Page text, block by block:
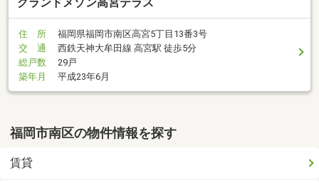
グランドメゾン高宮テラス
住 所
福岡県福岡市南区高宮5丁目13番3号
交 通
西鉄天神大牟田線 高宮駅 徒歩5分
総戸数
29戸
築年月
平成23年6月
福岡市南区の物件情報を探す
賃貸